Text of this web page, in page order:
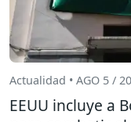
Actualidad • AGO 5 /
EEUU incluye a